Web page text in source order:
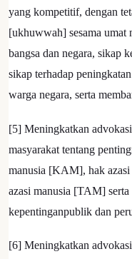
yang kompetitif, dengan
[ukhuwwah] sesama umat
bangsa dan negara, sikap
sikap terhadap
warga negara, serta
[5] Meningkatkan
masyarakat tentang
manusia [KAM], hak
azasi manusia [TAM] serta
kepentinganpublik dan
[6] Meningkatkan